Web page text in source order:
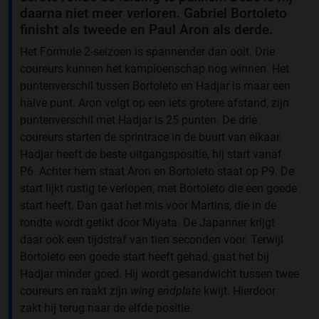
daarna niet meer verloren. Gabriel Bortoleto
finisht als tweede en Paul Aron als derde.
Het Formule 2-seizoen is spannender dan ooit. Drie
coureurs kunnen het kampioenschap nog winnen. Het
puntenverschil tussen Bortoleto en Hadjar is maar een
halve punt. Aron volgt op een iets grotere afstand, zijn
puntenverschil met Hadjar is 25 punten. De drie
coureurs starten de sprintrace in de buurt van elkaar.
Hadjar heeft de beste uitgangspositie, hij start vanaf
P6. Achter hem staat Aron en Bortoleto staat op P9. De
start lijkt rustig te verlopen, met Bortoleto die een goede
start heeft. Dan gaat het mis voor Martins, die in de
rondte wordt getikt door Miyata. De Japanner krijgt
daar ook een tijdstraf van tien seconden voor. Terwijl
Bortoleto een goede start heeft gehad, gaat het bij
Hadjar minder goed. Hij wordt gesandwicht tussen twee
coureurs en raakt zijn wing endplate kwijt. Hierdoor
zakt hij terug naar de elfde positie.